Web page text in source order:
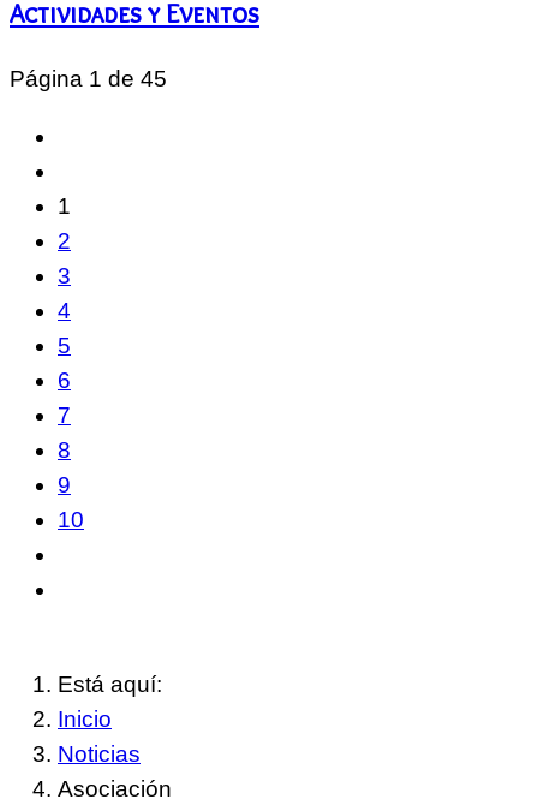
Actividades y Eventos
Página 1 de 45
1
2
3
4
5
6
7
8
9
10
Está aquí:
Inicio
Noticias
Asociación